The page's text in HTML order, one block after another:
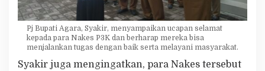
Pj Bupati Agara, Syakir, menyampaikan ucapan selamat
kepada para Nakes P3K dan berharap mereka bisa
menjalankan tugas dengan baik serta melayani masyarakat.
Syakir juga mengingatkan, para Nakes tersebut